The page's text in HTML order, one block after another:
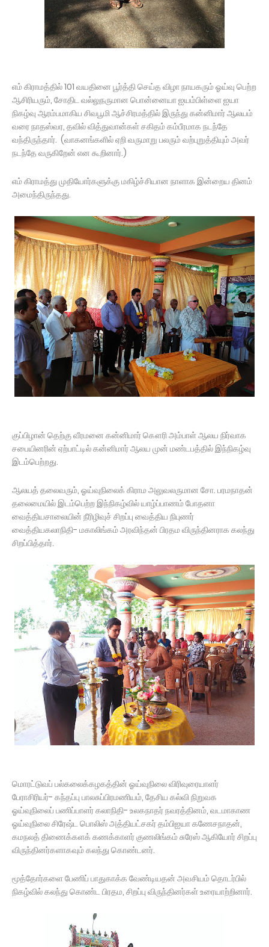
எம் கிராமத்தில் 101 வயதினை பூர்த்தி செய்த விழா நாயகரும் ஓய்வு பெற்ற
ஆசிரியரும், சோதிட வல்லுநருமான பொன்னையா ஐயம்பிள்ளை ஐயா
நிகழ்வு ஆரம்பமாகிய சிவபூமி ஆச்சிரமத்தில் இருந்து கன்னிமார் ஆலயம்
வரை நாதஸ்வர, தவில் வித்துவான்கள் சகிதம் கம்பீரமாக நடந்தே
வந்திருந்தார். (வாகனங்களில் ஏறி வருமாறு பலரும் வற்புறுத்தியும் அவர்
நடந்தே வருகிறேன் என கூறினார்.)
எம் கிராமத்து முதியோர்களுக்கு மகிழ்ச்சியான நாளாக இன்றைய தினம்
அமைந்திருந்தது.
குப்பிழான் தெற்கு வீரமனை கன்னிமார் கௌரி அம்பாள் ஆலய நிர்வாக
சபையினரின் ஏற்பாட்டில் கன்னிமார் ஆலய முன் மண்டபத்தில் இந்நிகழ்வு
இடம்பெற்றது.
ஆலயத் தலைவரும், ஓய்வுநிலைக் கிராம அலுவலருமான சோ. பரமநாதன்
தலைமையில் இடம்பெற்ற இந்நிகழ்வில் யாழ்ப்பாணம் போதனா
வைத்தியசாலையின் நீரிழிவுச் சிறப்பு வைத்திய நிபுணர்
வைத்தியகலாநிதி- மகாலிங்கம் அரவிந்தன் பிரதம விருந்தினராக கலந்து
சிறப்பித்தார்.
மொரட்டுவப் பல்கலைக்கழகத்தின் ஓய்வுநிலை விரிவுரையாளர்
பேராசிரியர்- கந்தப்பு பாலசுப்பிரமணியம், தேசிய கல்வி நிறுவக
ஓய்வுநிலைப் பணிப்பாளர் கலாநிதி- உலகநாதர் நவரத்தினம், வடமாகாண
ஓய்வுநிலை சிரேஷ்ட பொலிஸ் அத்தியட்சகர் தம்பிஐயா கணேசநாதன்,
கமநலத் திணைக்களக் கணக்காளர் குணலிங்கம் சுரேஸ் ஆகியோர் சிறப்பு
விருந்தினர்களாகவும் கலந்து கொண்டனர்.
மூத்தோர்களை பேணிப் பாதுகாக்க வேண்டியதன் அவசியம் தொடர்பில்
நிகழ்வில் கலந்து கொண்ட பிரதம, சிறப்பு விருந்தினர்கள் உரையாற்றினார்.